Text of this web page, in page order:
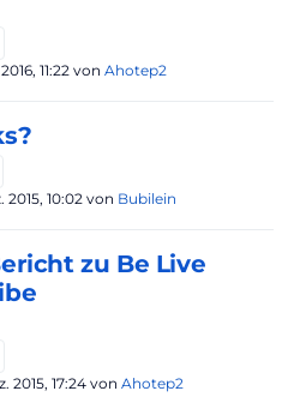
11:22 von Ahotep2
2015, 10:02von Bubilein
zu Be Live
2015, 17:24von Ahotep2